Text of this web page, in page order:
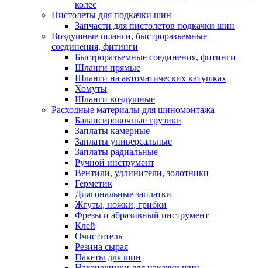
колес
Пистолеты для подкачки шин
Запчасти для пистолетов подкачки шин
Воздушные шланги, быстроразъемные
соединения, фитинги
Быстроразъемные соединения, фитинги
Шланги прямые
Шланги на автоматических катушках
Хомуты
Шланги воздушные
Расходные материалы для шиномонтажа
Балансировочные грузики
Заплаты камерные
Заплаты универсальные
Заплаты радиальные
Ручной инструмент
Вентили, удлинители, золотники
Герметик
Диагональные заплатки
Жгуты, ножки, грибки
Фрезы и абразивный инструмент
Клей
Очиститель
Резина сырая
Пакеты для шин